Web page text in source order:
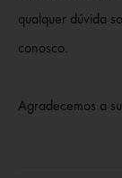
qualquer dúvida
conosco.
Agradecemos a